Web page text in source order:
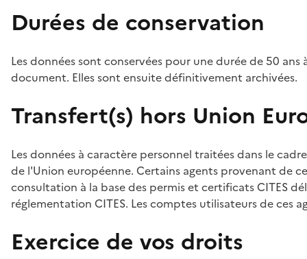
Durées de conservation
Les données sont conservées pour une durée de 50
document. Elles sont ensuite définitivement archivées.
Transfert(s) hors Union
Les données à caractère personnel traitées dans le
de l'Union européenne. Certains agents provenant de
consultation à la base des permis et certificats CITES
réglementation CITES. Les comptes utilisateurs de ces
Exercice de vos droits